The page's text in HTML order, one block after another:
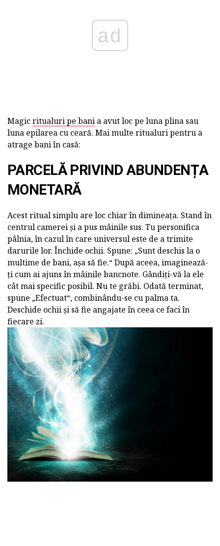
ad
Magicritualuri pe bani a avut loc pe luna plina sau
luna epilarea cu ceară. Mai multe ritualuri pentru a
atrage bani în casă:
PARCELĂ PRIVIND ABUNDENȚA
MONETARĂ
Acest ritual simplu are loc chiar în dimineața. Stand în
centrul camerei și a pus mâinile sus. Tu personifica
pâlnia, în cazul în care universul este de a trimite
darurile lor. Închide ochii. Spune: „Sunt deschis la o
multime de bani, așa să fie.“ După aceea, imaginează-
ți cum ai ajuns în mâinile bancnote. Gândiți-vă la ele
cât mai specific posibil. Nu te grăbi. Odată terminat,
spune „Efectuat“, combinându-se cu palma ta.
Deschide ochii și să fie angajate în ceea ce faci în
fiecare zi.